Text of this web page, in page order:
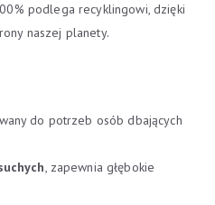
podlega recyklingowi, dzięki
naszej planety.
do potrzeb osób dbających
, zapewnia głębokie